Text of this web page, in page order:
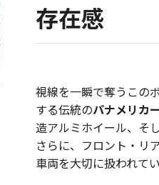
存在感
視線を一瞬で奪うこの
する伝統のパナメリカ
造アルミホイール、そ
さらに、フロント・リ
車両を大切に扱われて